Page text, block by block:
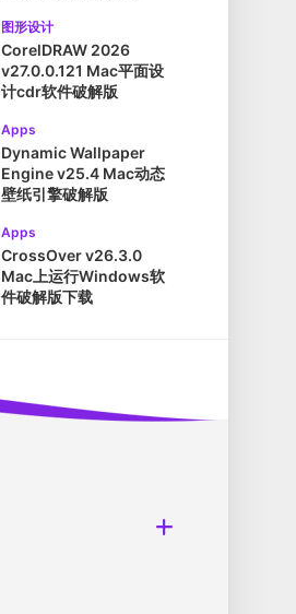
图形设计
CorelDRAW 2026
v27.0.0.121 Mac平面设
计cdr软件破解版
Apps
Dynamic Wallpaper
Engine v25.4 Mac动态
壁纸引擎破解版
Apps
CrossOver v26.3.0
Mac上运行Windows软
件破解版下载